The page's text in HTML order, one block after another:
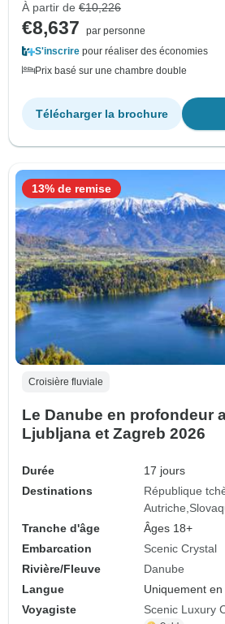
À partir de €10,226
€8,637
par personne
S'inscrire pour réaliser des économies
Prix basé sur une chambre double
Télécharger la brochure
Croisière fluviale
Le Danube en profondeur
Ljubljana et Zagreb 2026
Durée
17 jours
Destinations
République
Autriche
Tranche d'âge
Âges 18+
Embarcation
Scenic Crystal
Rivière/Fleuve
Danube
Langue
Uniquement en
Voyagiste
Scenic Luxury
13% de remise